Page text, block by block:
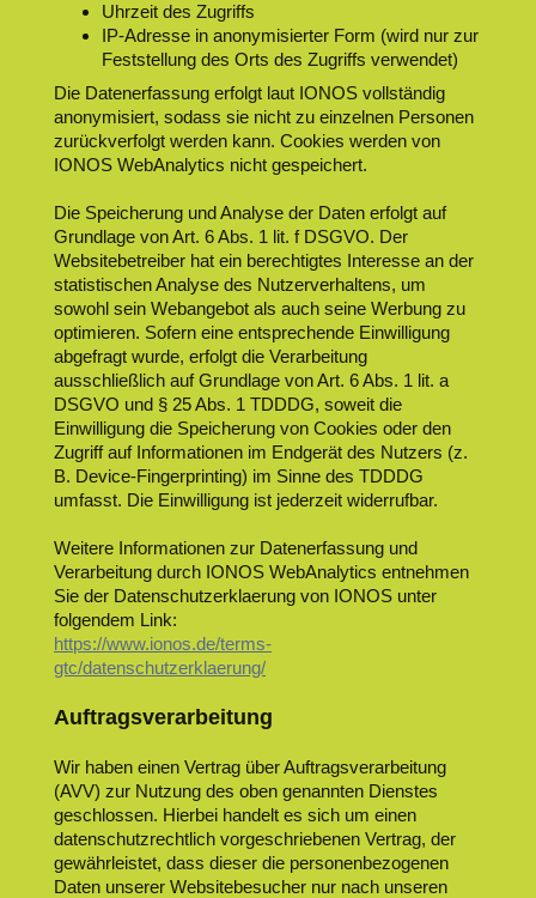
Uhrzeit des Zugriffs
IP-Adresse in anonymisierter Form (wird nur zur
Feststellung des Orts des Zugriffs verwendet)
Die Datenerfassung erfolgt laut IONOS vollständig
anonymisiert, sodass sie nicht zu einzelnen Personen
zurückverfolgt werden kann. Cookies werden von
IONOS WebAnalytics nicht gespeichert.
Die Speicherung und Analyse der Daten erfolgt auf
Grundlage von Art. 6 Abs. 1 lit. f DSGVO. Der
Websitebetreiber hat ein berechtigtes Interesse an der
statistischen Analyse des Nutzerverhaltens, um
sowohl sein Webangebot als auch seine Werbung zu
optimieren. Sofern eine entsprechende Einwilligung
abgefragt wurde, erfolgt die Verarbeitung
ausschließlich auf Grundlage von Art. 6 Abs. 1 lit. a
DSGVO und § 25 Abs. 1 TDDDG, soweit die
Einwilligung die Speicherung von Cookies oder den
Zugriff auf Informationen im Endgerät des Nutzers (z.
B. Device-Fingerprinting) im Sinne des TDDDG
umfasst. Die Einwilligung ist jederzeit widerrufbar.
Weitere Informationen zur Datenerfassung und
Verarbeitung durch IONOS WebAnalytics entnehmen
Sie der Datenschutzerklaerung von IONOS unter
folgendem Link:
https://www.ionos.de/terms-
gtc/datenschutzerklaerung/
Auftragsverarbeitung
Wir haben einen Vertrag über Auftragsverarbeitung
(AVV) zur Nutzung des oben genannten Dienstes
geschlossen. Hierbei handelt es sich um einen
datenschutzrechtlich vorgeschriebenen Vertrag, der
gewährleistet, dass dieser die personenbezogenen
Daten unserer Websitebesucher nur nach unseren